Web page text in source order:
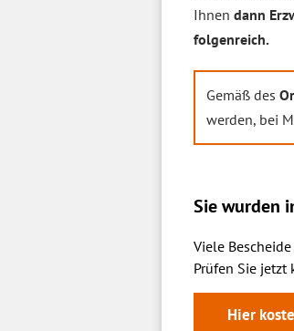
Ihnen dann
folgenreich.
Gemäß des
werden, bei
Sie wurden
Viele
Prüfen Sie
Hier